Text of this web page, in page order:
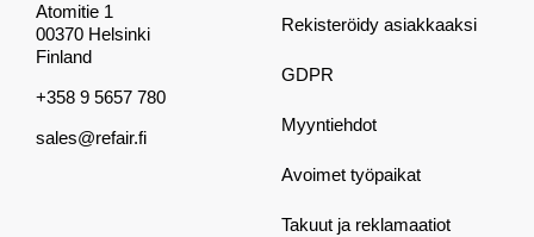
Atomitie 1
00370 Helsinki
Finland
+358 9 5657 780
sales@refair.fi
Rekisteröidy asiakkaaksi
GDPR
Myyntiehdot
Avoimet työpaikat
Takuut ja reklamaatiot